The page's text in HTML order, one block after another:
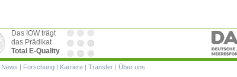
Das IOW trägt
das Prädikat
Total E-Quality
News | Forschung | Karriere | Transfer | Über uns